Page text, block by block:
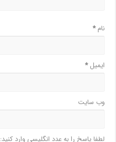
نام*
ایمیل*
وب‌ سایت
لطفا پاسخ را به عدد انگلیسی وارد کنید: